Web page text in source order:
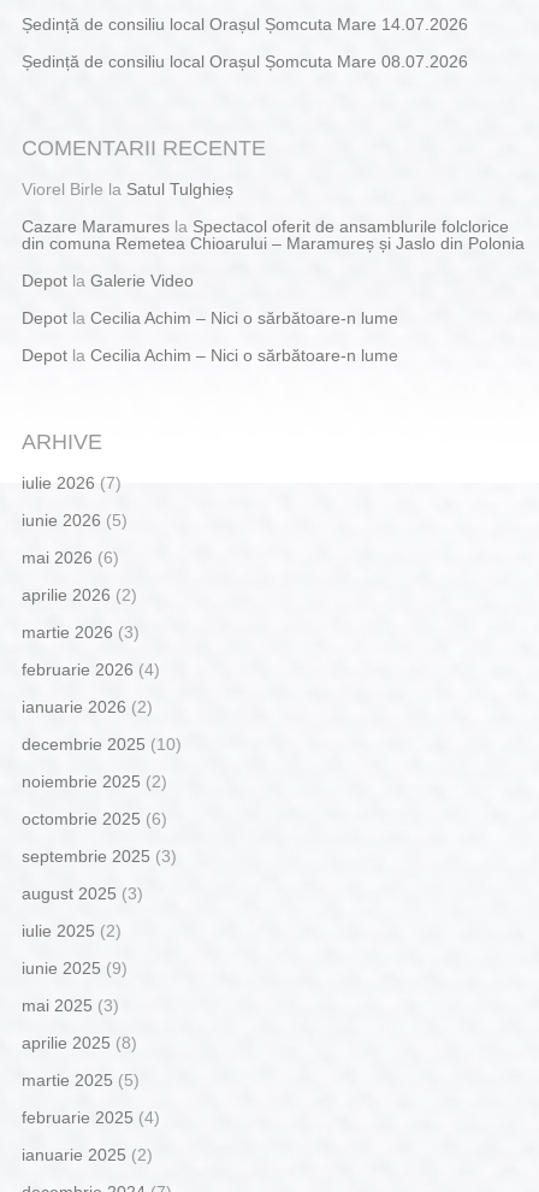
Ședință de consiliu local Orașul Șomcuta Mare 14.07.2026
Ședință de consiliu local Orașul Șomcuta Mare 08.07.2026
COMENTARII RECENTE
Viorel Birle la Satul Tulghieș
Cazare Maramuresla Spectacol oferit de ansamblurile folclorice
din comuna Remetea Chioarului – Maramureș și Jaslo din Polonia
Depotla Galerie Video
Depotla Cecilia Achim – Nici o sărbătoare-n lume
Depotla Cecilia Achim – Nici o sărbătoare-n lume
ARHIVE
iulie 2026 (7)
iunie 2026 (5)
mai 2026 (6)
aprilie 2026 (2)
martie 2026 (3)
februarie 2026 (4)
ianuarie 2026 (2)
decembrie 2025 (10)
noiembrie 2025 (2)
octombrie 2025 (6)
septembrie 2025 (3)
august 2025 (3)
iulie 2025 (2)
iunie 2025 (9)
mai 2025 (3)
aprilie 2025 (8)
martie 2025 (5)
februarie 2025 (4)
ianuarie 2025 (2)